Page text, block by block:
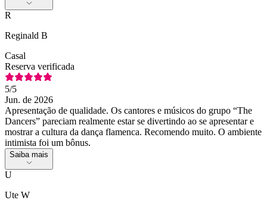
R
Reginald B
Casal
Reserva verificada
5/5
Jun. de 2026
Apresentação de qualidade. Os cantores e músicos do grupo “The
Dancers” pareciam realmente estar se divertindo ao se apresentar e
mostrar a cultura da dança flamenca. Recomendo muito. O ambiente
intimista foi um bônus.
Saiba mais
U
Ute W